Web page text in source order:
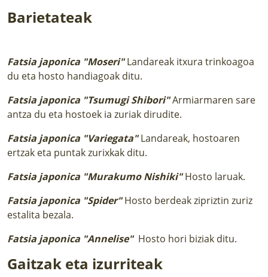
Barietateak
Fatsia japonica "Moseri"Landareak itxura trinkoagoa
du eta hosto handiagoak ditu.
Fatsia japonica "Tsumugi Shibori"Armiarmaren sare
antza du eta hostoek ia zuriak dirudite.
Fatsia japonica "Variegata"Landareak, hostoaren
ertzak eta puntak zurixkak ditu.
Fatsia japonica "Murakumo Nishiki"Hosto laruak.
Fatsia japonica "Spider"Hosto berdeak zipriztin zuriz
estalita bezala.
Fatsia japonica "Annelise" Hosto hori biziak ditu.
Gaitzak eta izurriteak